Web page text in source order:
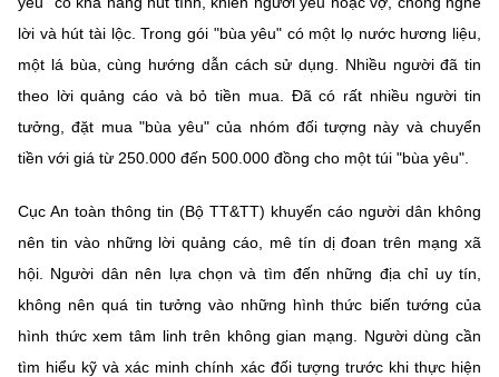
lời và hút tài lộc. Trong gói "bùa yêu" có một lọ nước hương liệu,
một lá bùa, cùng hướng dẫn cách sử dụng. Nhiều người đã tin
theo lời quảng cáo và bỏ tiền mua. Đã có rất nhiều người tin
tưởng, đặt mua "bùa yêu" của nhóm đối tượng này và chuyển
tiền với giá từ 250.000 đến 500.000 đồng cho một túi "bùa yêu".
Cục An toàn thông tin (Bộ TT&TT) khuyến cáo người dân không
nên tin vào những lời quảng cáo, mê tín dị đoan trên mạng xã
hội. Người dân nên lựa chọn và tìm đến những địa chỉ uy tín,
không nên quá tin tưởng vào những hình thức biến tướng của
hình thức xem tâm linh trên không gian mạng. Người dùng cần
tìm hiểu kỹ và xác minh chính xác đối tượng trước khi thực hiện